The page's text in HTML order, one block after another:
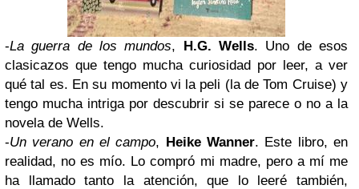
-La guerra de los mundos, H.G. Wells. Uno de esos
clasicazos que tengo mucha curiosidad por leer, a ver
qué tal es. En su momento vi la peli (la de Tom Cruise) y
tengo mucha intriga por descubrir si se parece o no a la
novela de Wells.
-Un verano en el campo, Heike Wanner. Este libro, en
realidad, no es mío. Lo compró mi madre, pero a mí me
ha llamado tanto la atención, que lo leeré también,